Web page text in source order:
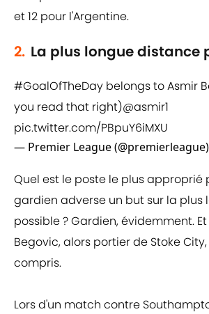
et 12 pour l'Argentine.
2. La plus longue distance
#GoalOfTheDay belongs to Asmir
you read that right)@asmir1
pic.twitter.com/PBpuY6iMXU
— Premier League (@premierleague)
Quel est le poste le plus approprié
gardien adverse un but sur la plus
possible ? Gardien, évidemment.
Begovic, alors portier de Stoke
compris.
Lors d'un match contre